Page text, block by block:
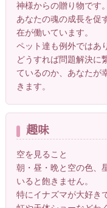
神様からの贈り物です。
あなたの魂の成長を促
在が働いています。
ペット達も例外ではあ
どうすれば問題解決に
ているのか、あなたが
きます。
趣味
空を見ること
朝・昼・晩と空の色、
いると飽きません。
特にイナズマが大好き